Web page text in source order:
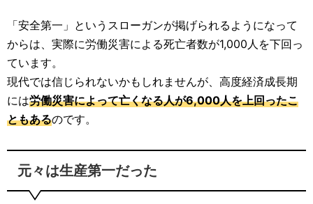
「安全第一」というスローガンが掲げられるようになって
からは、実際に労働災害による死亡者数が1,000人を下回っ
ています。
現代では信じられないかもしれませんが、高度経済成長期
には労働災害によって亡くなる人が6,000人を上回ったこ
ともあるのです。
元々は生産第一だった